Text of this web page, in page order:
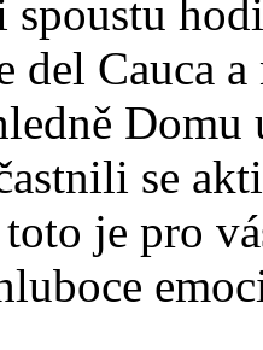
spoustu
del Cauca
se
toto je pro